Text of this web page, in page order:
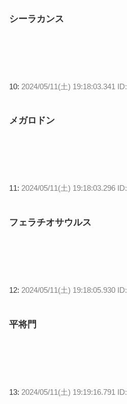
シーラカンス
10: 2024/05/11(土) 19:18:03.341
メガロドン
11: 2024/05/11(土) 19:18:03.296
フェラチオサウルス
12: 2024/05/11(土) 19:18:05.930
平将門
13: 2024/05/11(土) 19:19:16.791